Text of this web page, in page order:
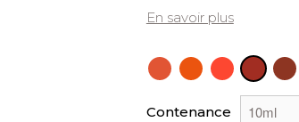
En savoir plus
Contenance